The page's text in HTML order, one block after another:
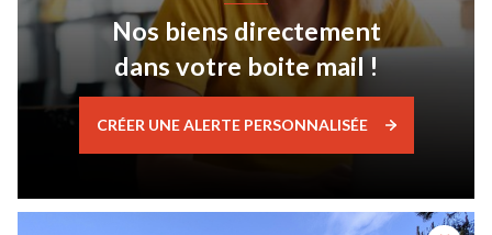
Nos biens directement
dans votre boite mail !
CRÉER UNE ALERTE PERSONNALISÉE